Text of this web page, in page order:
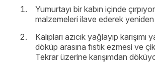
Yumurtayı bir kabın içinde
malzemeleri ilave ederek yeniden
Kalıpları azıcık yağlayıp karışımı
döküp arasına fıstık ezmesi ve
Tekrar üzerine karışımdan